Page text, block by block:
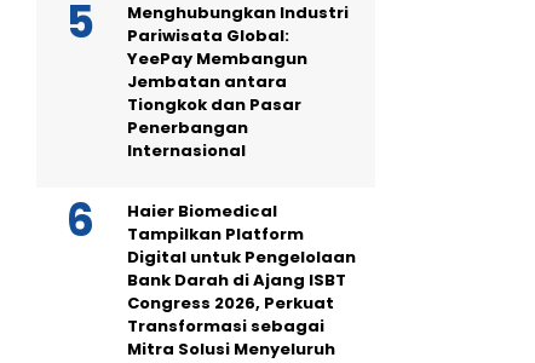
Menghubungkan Industri
Pariwisata Global:
YeePay Membangun
Jembatan antara
Tiongkok dan Pasar
Penerbangan
Internasional
Haier Biomedical
Tampilkan Platform
Digital untuk Pengelolaan
Bank Darah di Ajang ISBT
Congress 2026, Perkuat
Transformasi sebagai
Mitra Solusi Menyeluruh